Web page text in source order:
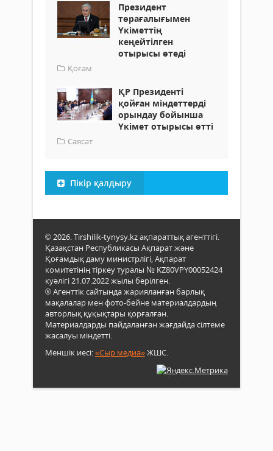
Президент
төрағалығымен
Үкіметтің
кеңейтілген
отырысы өтеді
Қоғам
ҚР Президенті
қойған міндеттерді
орындау бойынша
Үкімет отырысы өтті
Саясат
Пікір қалдыру
© 2026. Tirshilik-tynysy.kz ақпараттық агенттігі.
Қазақстан Республикасы Ақпарат және
Қоғамдық даму министрлігі, Ақпарат
комитетінің тіркеу туралы № KZ80VPY00052424
куәлігі 21.07.2022 жылы берілген.
® Агенттік сайтында жарияланған барлық
мақалалар мен фото-бейне материалдардың
авторлық құқықтары қорғалған.
Материалдарды пайдаланған жағдайда сілтеме
жасалуы міндетті.
Меншік иесі:«Сыр медиа»ЖШС.